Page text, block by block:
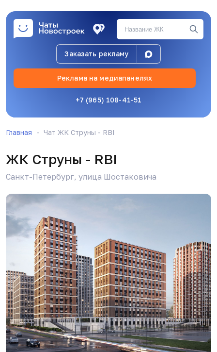
Реклама на медиапанелях
+7 (965) 108-41-51
Заказать рекламу
Главная Чат ЖК Струны - RBI
ЖК Струны - RBI
Санкт-Петербург, улица Шостаковича
I Ivan 31.07.26, 14:41
Сергей Александрович Шеремет
31.07.26, 07:34
Каких?)